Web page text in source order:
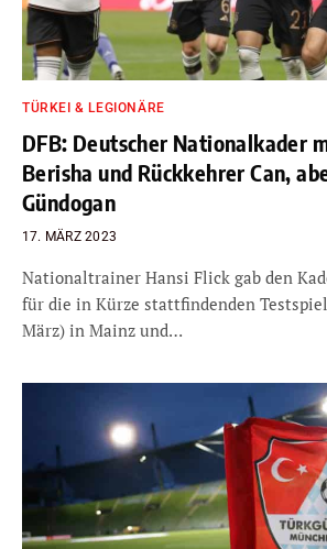
TÜRKEI & LEGIONÄRE
DFB: Deutscher Nationalkader
Berisha und Rückkehrer Can,
Gündogan
17. MÄRZ 2023
Nationaltrainer Hansi Flick gab den
für die in Kürze stattfindenden
März) in Mainz und…